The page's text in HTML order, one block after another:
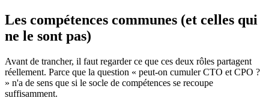
Les compétences communes (et celles qui
ne le sont pas)
Avant de trancher, il faut regarder ce que ces deux rôles partagent
réellement. Parce que la question « peut-on cumuler CTO et CPO ?
» n'a de sens que si le socle de compétences se recoupe
suffisamment.